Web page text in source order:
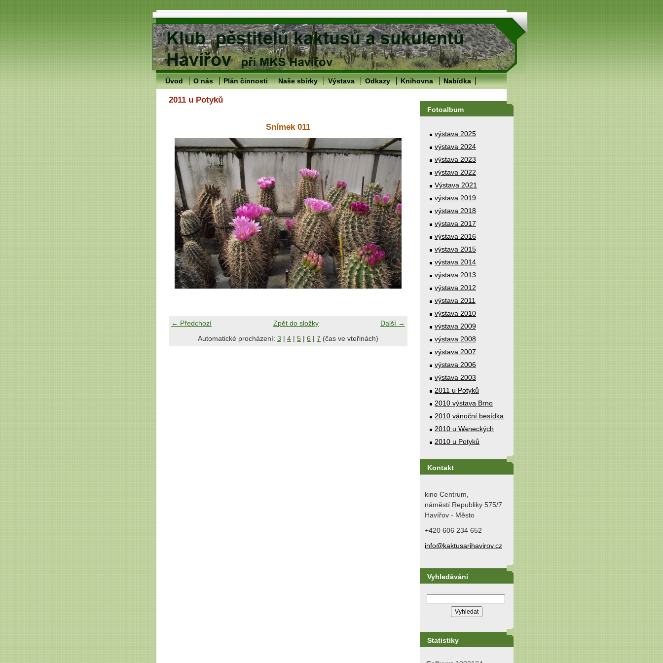
Úvod O nás Plán činnosti Naše sbírky Výstava Odkazy Knihovna Nabídka
2011 u Potyků
Snímek 011
← Předchozí Další →
Zpět do složky
Automatické procházení: 3 | 4 | 5 | 6 | 7 (čas ve vteřinách)
Fotoalbum
výstava 2025
výstava 2024
výstava 2023
výstava 2022
Výstava 2021
výstava 2019
výstava 2018
výstava 2017
výstava 2016
výstava 2015
výstava 2014
výstava 2013
výstava 2012
výstava 2011
výstava 2010
výstava 2009
výstava 2008
výstava 2007
výstava 2006
výstava 2003
2011 u Potyků
2010 výstava Brno
2010 vánoční besídka
2010 u Waneckých
2010 u Potyků
Kontakt
kino Centrum,
náměstí Republiky 575/7
Havířov - Město
+420 606 234 652
info@kaktusarihavirov.cz
Vyhledávání
Statistiky